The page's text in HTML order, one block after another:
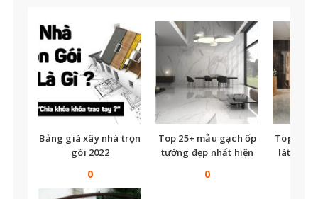
Bảng giá xây nhà trọn
gói 2022
0
Top 25+ mẫu gạch ốp
tường đẹp nhất hiện
0
Top
lát nền